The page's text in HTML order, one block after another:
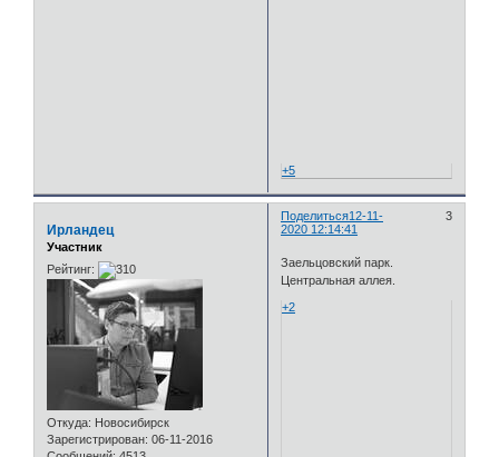
+5
Поделиться 3
12-11-
2020 12:14:41
Ирландец
Участник
Рейтинг:
Откуда: Новосибирск
Зарегистрирован: 06-11-2016
Заельцовский парк.
Центральная аллея.
+2